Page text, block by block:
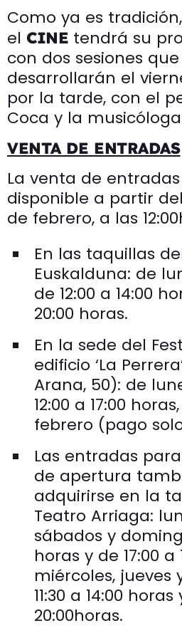
Como ya es
el CINE tendrá su
con dos sesiones
desarrollarán el
por la tarde, con el
Coca y la
VENTA DE ENTRADAS
La venta de
disponible a partir
de febrero, a las
En las taquillas
Euskalduna: de
de 12:00 a 14:00
20:00 horas.
En la sede del
edificio ‘La
Arana, 50): de
12:00 a 17:00
febrero (pago
Las entradas
de apertura
adquirirse en la
Teatro Arriaga:
sábados y
horas y de 17:00 a
miércoles, jueves
11:30 a 14:00 horas
20:00horas.